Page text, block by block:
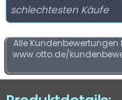
schlechtesten Käufe
Alle
www.otto.de/